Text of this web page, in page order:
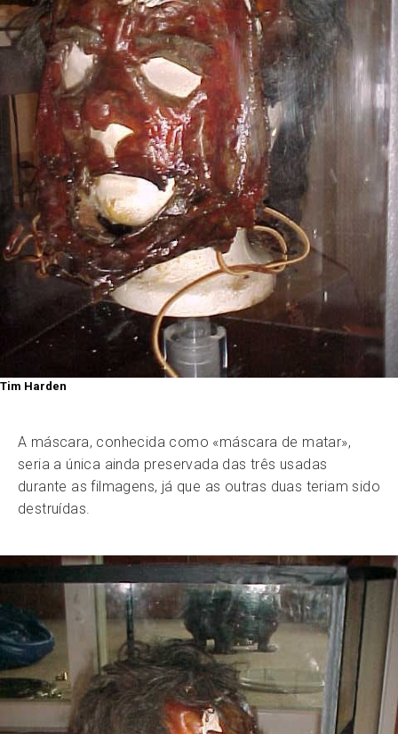
Tim Harden
A máscara, conhecida como «máscara de matar»,
seria a única ainda preservada das três usadas
durante as filmagens, já que as outras duas teriam sido
destruídas.